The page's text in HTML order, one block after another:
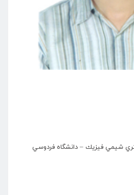
شيمي فيزيك – دانشگاه فردوسي